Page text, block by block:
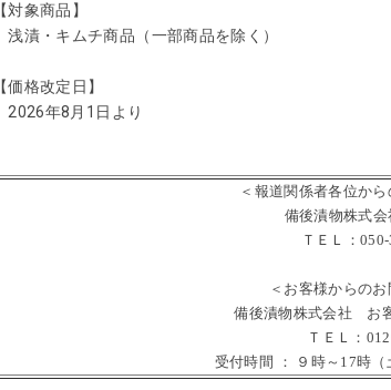
【対象商品】
浅漬・キムチ商品（一部商品を除く）
【価格改定日】
2026年8月1日より
＜報道関係者各位か
備後漬物株式
ＴＥＬ：
＜お客様からの
備後漬物株式会
ＴＥＬ：
受付時間 ： ９時～17時（